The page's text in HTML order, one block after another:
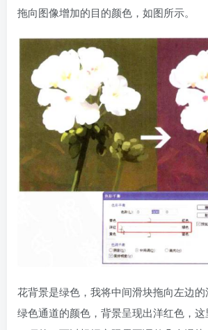
拖向图像增加的目的颜色，如图所示。
花背景是绿色，我将中间滑块拖向左边
绿色通道的颜色，背景呈现出洋红色，